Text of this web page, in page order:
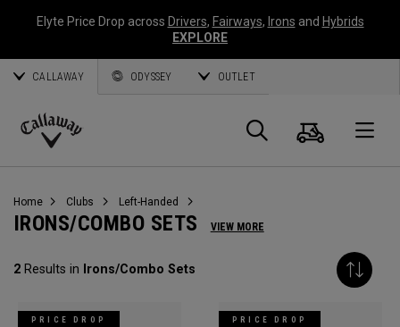
Elyte Price Drop across Drivers, Fairways, Irons and Hybrids
EXPLORE
CALLAWAY ODYSSEY OUTLET
Callaway
Panier
Home Clubs Left-Handed
IRONS/COMBO SETS VIEW MORE
2 Results in Irons/Combo Sets
PRICE DROP PRICE DROP